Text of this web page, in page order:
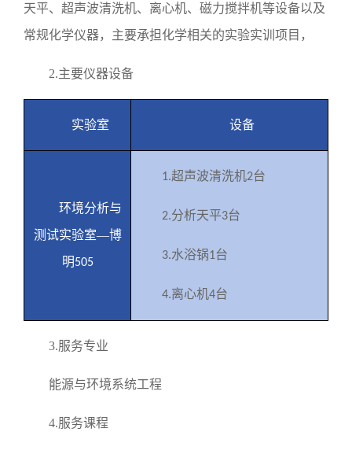
天平、超声波清洗机、离心机、磁力搅拌机等设备以及
常规化学仪器，主要承担化学相关的实验实训项目，
2.主要仪器设备
实验室 设备
环境分析与
测试实验室—博
明505
1.超声波清洗机2台
2.分析天平3台
3.水浴锅1台
4.离心机4台
3.服务专业
能源与环境系统工程
4.服务课程